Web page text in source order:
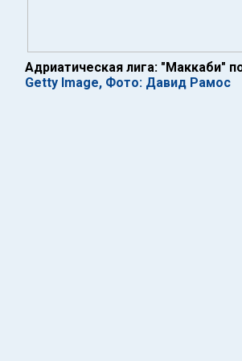
Адриатическая лига: "Маккаби"
Getty Image, Фото: Давид Рамос